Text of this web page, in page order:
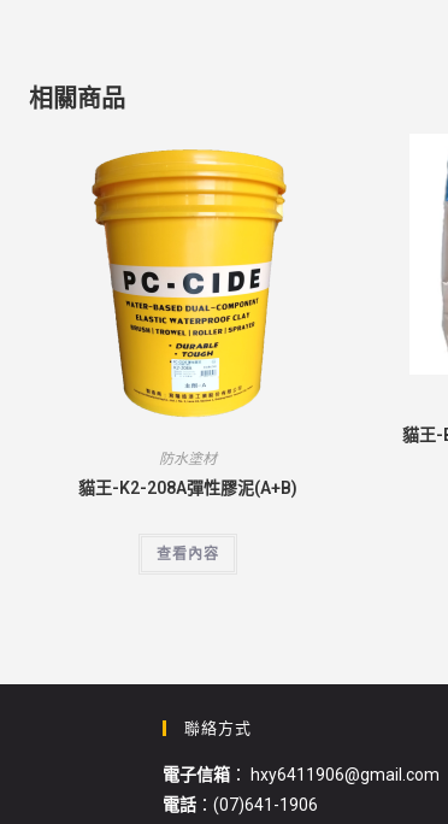
相關商品
防水塗材
貓王-K2-208A彈性膠泥(A+B)
查看內容
貓王-
聯絡方式
電子信箱 ： hxy6411906@gmail.com
電話 ：(07)641-1906